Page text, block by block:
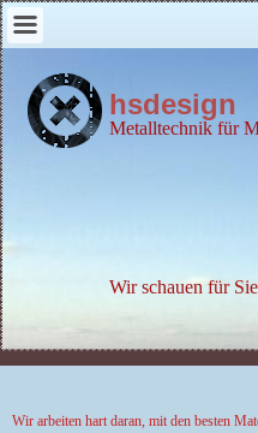
hsdesign
Metalltechnik für
Wir schauen für
Wir arbeiten hart daran, mit den besten